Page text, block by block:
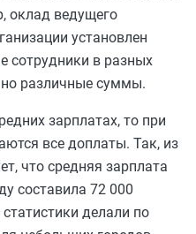
оклад ведущего
установлен
сотрудники в разных
различные суммы.
зарплатах, то при
все доплаты. Так, из
что средняя зарплата
составила 72 000
делали по